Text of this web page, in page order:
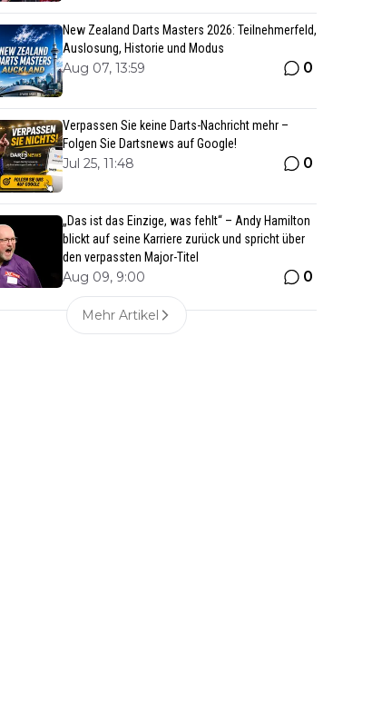
New Zealand Darts Masters 2026: Teilnehmerfeld,
Auslosung, Historie und Modus
Aug 07, 13:59 0
Verpassen Sie keine Darts-Nachricht mehr –
Folgen Sie Dartsnews auf Google!
Jul 25, 11:48 0
„Das ist das Einzige, was fehlt“ – Andy Hamilton
blickt auf seine Karriere zurück und spricht über
den verpassten Major-Titel
Aug 09, 9:00 0
Mehr Artikel